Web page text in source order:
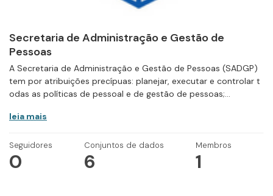
Secretaria de Administração e Gestão de
Pessoas
A Secretaria de Administração e Gestão de Pessoas (SADGP)
tem por atribuições precípuas: planejar, executar e controlar t
odas as políticas de pessoal e de gestão de pessoas;...
leia mais
Seguidores
0
Conjuntos de dados
6
Membros
1